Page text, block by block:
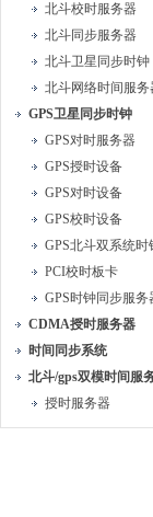
北斗校时服务器
北斗同步服务器
北斗卫星同步时钟
北斗网络时间服务
GPS卫星同步时钟
GPS对时服务器
GPS授时设备
GPS对时设备
GPS校时设备
GPS北斗双系统时
PCI校时板卡
GPS时钟同步服务
CDMA授时服务器
时间同步系统
北斗/gps双模时间服
授时服务器